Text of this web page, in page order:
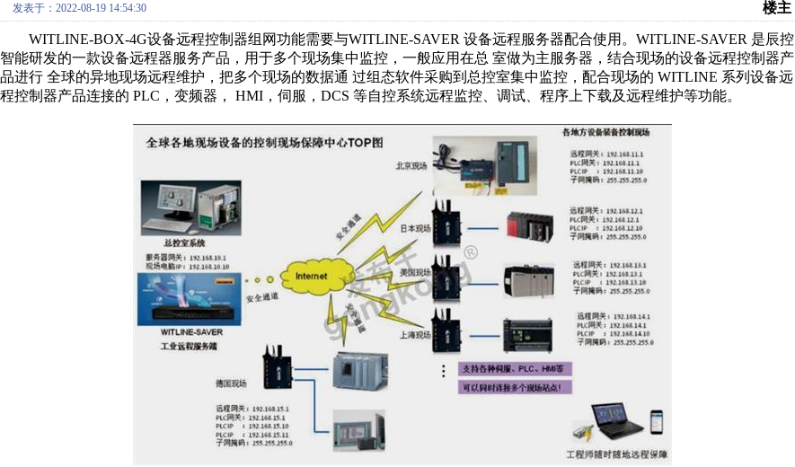
发表于：2022-08-19 14:54:30 楼主
WITLINE-BOX-4G设备远程控制器组网功能需要与WITLINE-SAVER 设备远程服务器配合使用。WITLINE-SAVER 是辰控
智能研发的一款设备远程器服务产品，用于多个现场集中监控，一般应用在总 室做为主服务器，结合现场的设备远程控制器产
品进行 全球的异地现场远程维护，把多个现场的数据通 过组态软件采购到总控室集中监控，配合现场的 WITLINE 系列设备远
程控制器产品连接的 PLC，变频器， HMI，伺服，DCS 等自控系统远程监控、调试、程序上下载及远程维护等功能。